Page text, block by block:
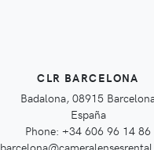
CLR BARCELONA
Badalona, 08915
España
Phone: +34 606 96 14 86